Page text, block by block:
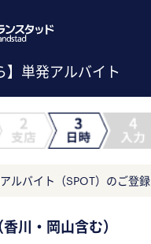
】単発アルバイト
ルバイト（SPOT）のご登録
川・岡山含む）